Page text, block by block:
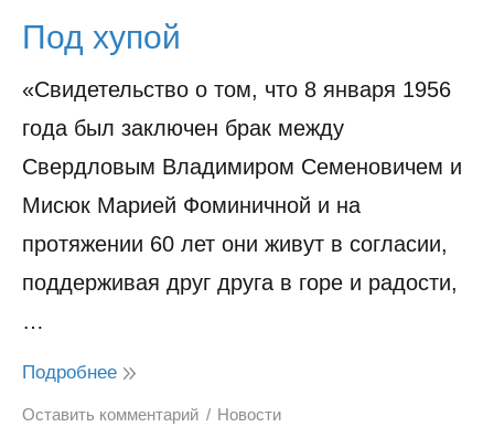
Под хупой
«Свидетельство о том, что 8 января 1956
года был заключен брак между
Свердловым Владимиром Семеновичем и
Мисюк Марией Фоминичной и на
протяжении 60 лет они живут в согласии,
поддерживая друг друга в горе и радости,
…
Подробнее
Оставить комментарий
Новости